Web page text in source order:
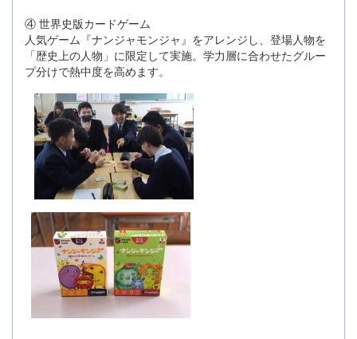
④ 世界史版カードゲーム
人気ゲーム『ナンジャモンジャ』をアレンジし、登場人物を
「歴史上の人物」に限定して実施。学力層に合わせたグルー
プ分けで熱中度を高めます。